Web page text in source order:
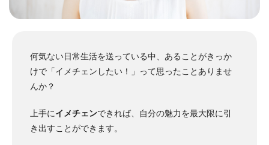
何気ない日常生活を送っている中、あることがきっか
けで「イメチェンしたい！」って思ったことありませ
んか？
上手にイメチェンできれば、自分の魅力を最大限に引
き出すことができます。